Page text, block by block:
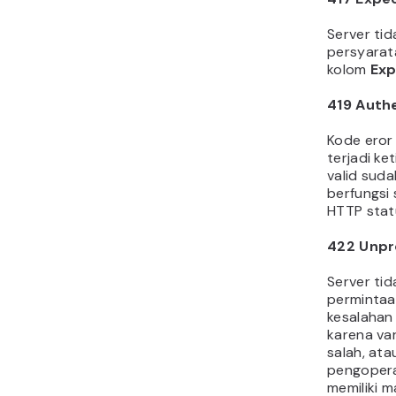
Server
kolom
419
Kode
terjadi
valid
berfungsi
HTTP
422
Server
karena
salah,
memiliki